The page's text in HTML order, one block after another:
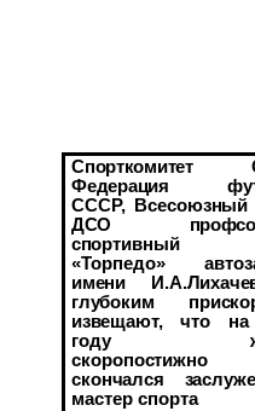
Спорткомитет
Федерация
СССР, Всесоюзный
ДСО
спортивный
«Торпедо»
имени
глубоким
извещают, что на
году
скоропостижно
скончался заслу
мастер спорта